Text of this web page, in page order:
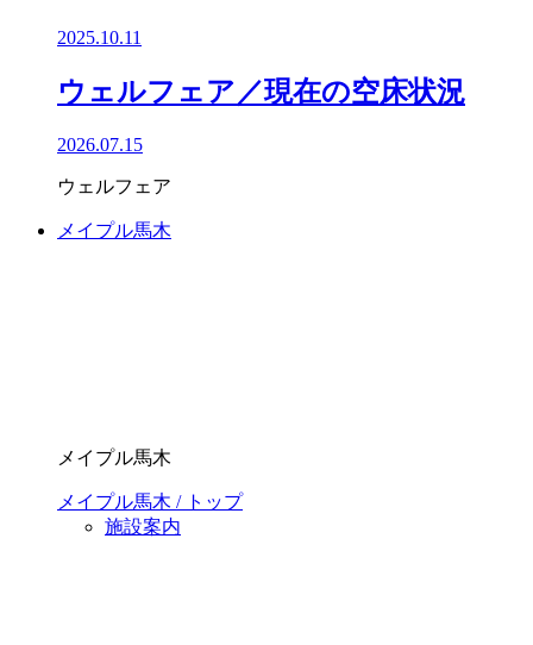
2025.10.11
ウェルフェア／現在の空床状況
2026.07.15
ウェルフェア
メイプル馬木
メイプル馬木
メイプル馬木 / トップ
施設案内